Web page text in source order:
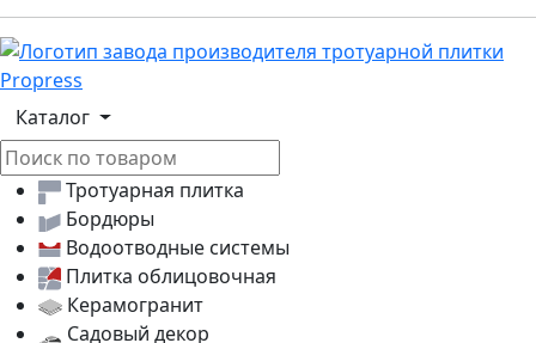
Логотип, переход на главную страницу
Каталог
Тротуарная плитка
Бордюры
Водоотводные системы
Плитка облицовочная
Керамогранит
Садовый декор